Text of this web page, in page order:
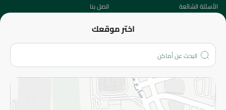
اختر موقعك
الأسئلة الشائعة
اتصل بنا
من نحن؟
الفروع
المزيد
الاسترجاع
سياسة الاستخدام
سياسة الخصوصية